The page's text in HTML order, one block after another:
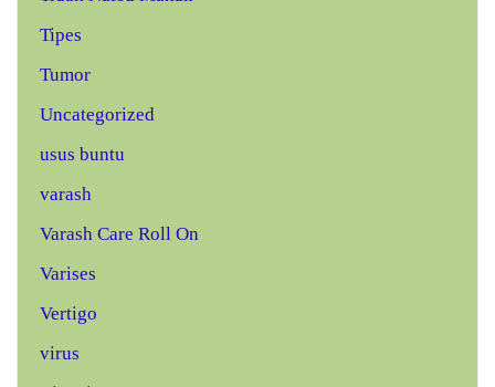
Tipes
Tumor
Uncategorized
usus buntu
varash
Varash Care Roll On
Varises
Vertigo
virus